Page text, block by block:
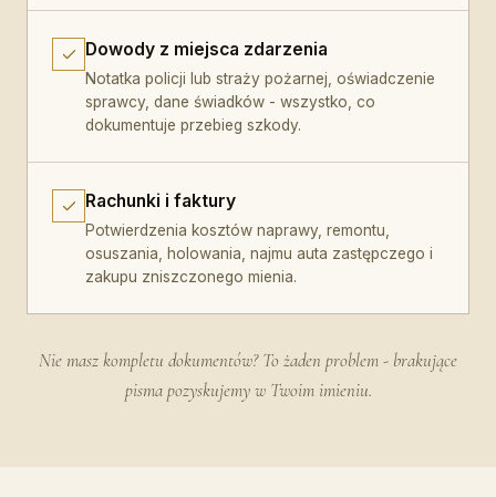
Dowody z miejsca zdarzenia
Notatka policji lub straży pożarnej, oświadczenie
sprawcy, dane świadków - wszystko, co
dokumentuje przebieg szkody.
Rachunki i faktury
Potwierdzenia kosztów naprawy, remontu,
osuszania, holowania, najmu auta zastępczego i
zakupu zniszczonego mienia.
Nie masz kompletu dokumentów? To żaden problem - brakujące
pisma pozyskujemy w Twoim imieniu.